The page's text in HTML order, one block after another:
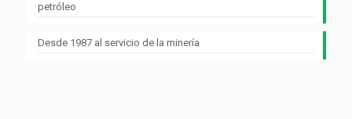
petróleo
Desde 1987 al servicio de la minería